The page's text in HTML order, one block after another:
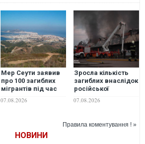
Мер Сеути заявив
про 100 загиблих
мігрантів під час
07.08.2026
Зросла кількість
загиблих внаслідок
російської
серпня
07.08.2026
Правила коментування ! »
НОВИНИ